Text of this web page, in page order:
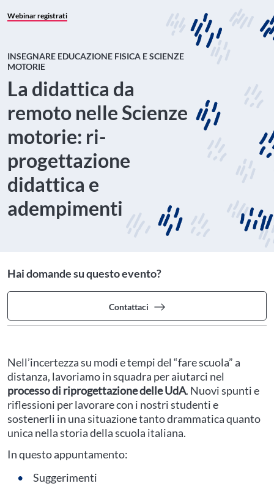
Webinar registrati
INSEGNARE EDUCAZIONE FISICA E SCIENZE
MOTORIE
La didattica da
remoto nelle Scienze
motorie: ri-
progettazione
didattica e
adempimenti
Hai domande su questo evento?
Contattaci
Nell’incertezza su modi e tempi del “fare scuola” a
distanza, lavoriamo in squadra per aiutarci nel
processo di riprogettazione delle UdA. Nuovi spunti e
riflessioni per lavorare con i nostri studenti e
sostenerli in una situazione tanto drammatica quanto
unica nella storia della scuola italiana.
In questo appuntamento:
Suggerimenti